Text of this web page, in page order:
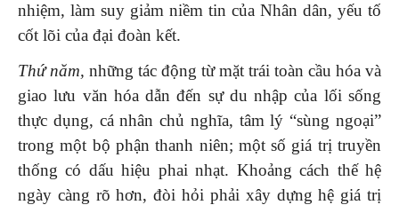
nhiệm, làm suy giảm niềm tin của Nhân dân, yếu tố
cốt lõi của đại đoàn kết.
Thứ năm, những tác động từ mặt trái toàn cầu hóa và
giao lưu văn hóa dẫn đến sự du nhập của lối sống
thực dụng, cá nhân chủ nghĩa, tâm lý “sùng ngoại”
trong một bộ phận thanh niên; một số giá trị truyền
thống có dấu hiệu phai nhạt. Khoảng cách thế hệ
ngày càng rõ hơn, đòi hỏi phải xây dựng hệ giá trị